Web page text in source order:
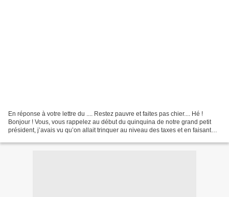
En réponse à votre lettre du .... Restez pauvre et faites pas chier.... Hé !
Bonjour ! Vous, vous rappelez au début du quinquina de notre grand petit
président, j’avais vu qu’on allait trinquer au niveau des taxes et en faisant